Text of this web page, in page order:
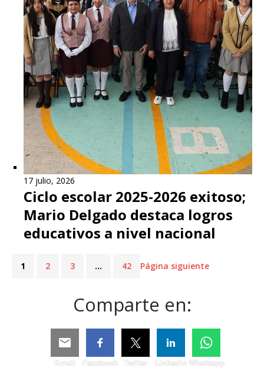
17 julio, 2026
Ciclo escolar 2025-2026 exitoso;
Mario Delgado destaca logros
educativos a nivel nacional
1 2 3 … 42 Página siguiente
Comparte en:
Email Facebook Twitter Linkedin Whatsapp